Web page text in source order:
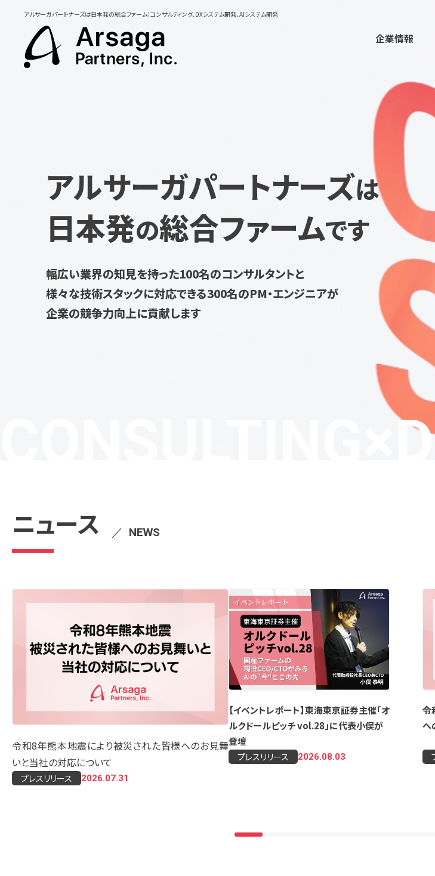
アルサーガパートナーズは日本発の総合ファーム：コンサルティング、DXシステム開発、AIシステム開発
企業情報
アルサーガパートナーズは
日本発の総合ファームです
幅広い業界の知見を持った100名のコンサルタントと
様々な技術スタックに対応できる300名のPM・エンジニアが
企業の競争力向上に貢献します
ニュース ／ NEWS
令和8年熊本地震により被災された皆様へのお見舞
いと当社の対応について
プレスリリース 2026.07.31
【生成AI活用実態調査2026】教員の
58.5%が生徒の生成AI活用による「ポジ
ティブな変化」を実感！その裏で、55.3%の
教員は生徒の「思考停止」を懸念
プレスリリース 2026.07.08
【イベントレポート】東海東京証券主催「オ
ルクドールピッチ vol.28」に代表小俣が
登壇
プレスリリース 2026.08.03
令
へ